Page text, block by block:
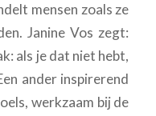
mensen zoals ze
Janine Vos zegt:
als je dat niet hebt,
ander inspirerend
werkzaam bij de